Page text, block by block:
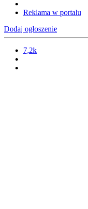
Reklama w portalu
Dodaj ogłoszenie
7,2k